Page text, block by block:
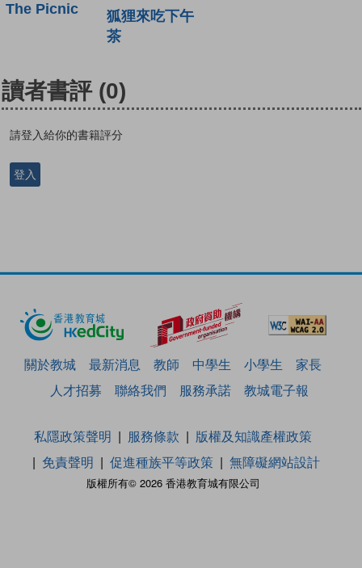
The Picnic
狐狸來吃下午
茶
讀者書評 (0)
請登入給你的書籍評分
登入
關於教城 最新消息 教師 中學生 小學生
家長
人才招募
聯絡我們 服務承諾 教城電子報
版權所有© 2026 香港教育城有限公司
私隱政策聲明 服務條款
版權及知識產權政策
免責聲明
促進種族平等政策 無障礙網站設計